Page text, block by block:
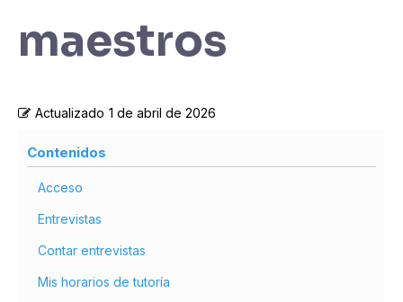
maestros
Actualizado 1 de abril de 2026
Contenidos
Acceso
Entrevistas
Contar entrevistas
Mis horarios de tutoría